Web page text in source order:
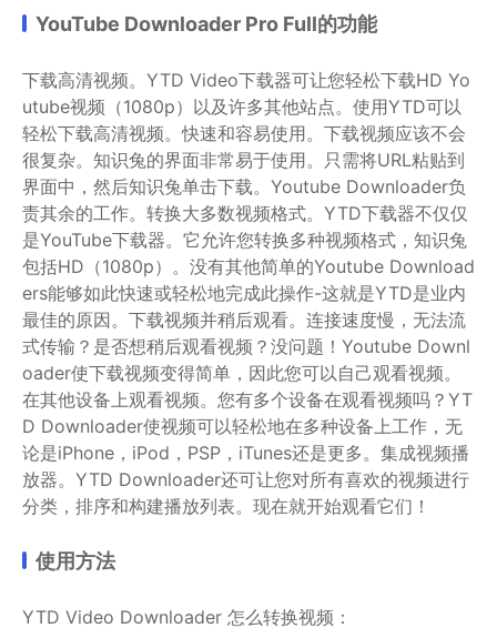
YouTube Downloader Pro Full的功能
下载高清视频。YTD Video下载器可让您轻松下载HD Yo
utube视频（1080p）以及许多其他站点。使用YTD可以
轻松下载高清视频。快速和容易使用。下载视频应该不会
很复杂。知识兔的界面非常易于使用。只需将URL粘贴到
界面中，然后知识兔单击下载。Youtube Downloader负
责其余的工作。 转换大多数视频格式。YTD下载器不仅仅
是YouTube下载器。它允许您转换多种视频格式，知识兔
包括HD（1080p）。没有其他简单的Youtube Download
ers能够如此快速或轻松地完成此操作-这就是YTD是业内
最佳的原因。 下载视频并稍后观看。连接速度慢，无法流
式传输？是否想稍后观看视频？没问题！Youtube Downl
oader使下载视频变得简单，因此您可以自己观看视频。
在其他设备上观看视频。您有多个设备在观看视频吗？YT
D Downloader使视频可以轻松地在多种设备上工作，无
论是iPhone，iPod，PSP，iTunes还是更多。 集成视频播
放器。YTD Downloader还可让您对所有喜欢的视频进行
分类，排序和构建播放列表。现在就开始观看它们！
使用方法
YTD Video Downloader 怎么转换视频：